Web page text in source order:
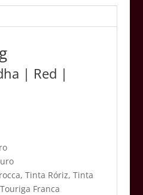
| Red |
Tinta Róriz, Tinta
Franca